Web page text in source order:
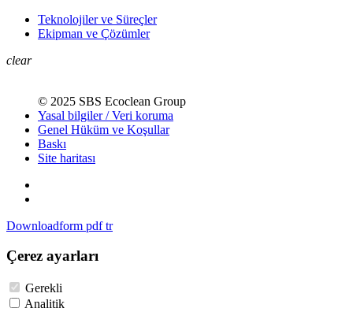
Teknolojiler ve Süreçler
Ekipman ve Çözümler
clear
© 2025 SBS Ecoclean Group
Yasal bilgiler / Veri koruma
Genel Hüküm ve Koşullar
Baskı
Site haritası
Downloadform pdf tr
Çerez ayarları
Gerekli
Analitik